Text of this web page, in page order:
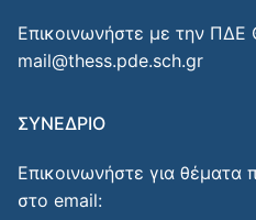
Επικοινωνήστε με την ΠΔΕ
mail@thess.pde.sch.gr
ΣΥΝΕΔΡΙΟ
Επικοινωνήστε για θέματα
στο email: